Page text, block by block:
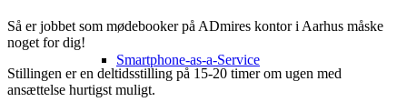
Smartphone-as-a-Service
Så er jobbet som mødebooker på ADmires kontor i Aarhus måske
noget for dig!
Stillingen er en deltidsstilling på 15-20 timer om ugen med
ansættelse hurtigst muligt.